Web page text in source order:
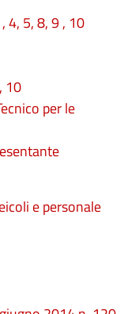
4, 5, 8, 9 , 10
10
per le
e personale